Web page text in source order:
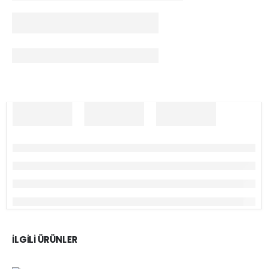
İLGILI ÜRÜNLER